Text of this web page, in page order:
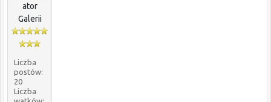
ator
Galerii
Liczba
postów:
20
Liczba